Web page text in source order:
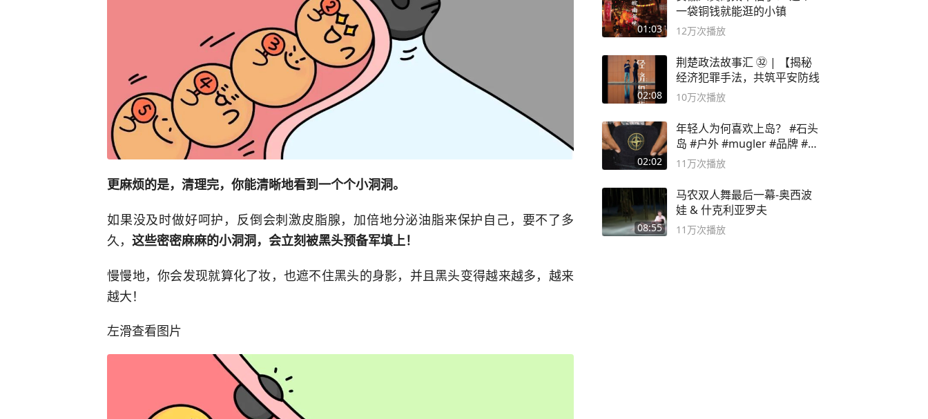
更麻烦的是，清理完，你能清晰地看到一个个小洞洞。
如果没及时做好呵护，反倒会刺激皮脂腺，加倍地分泌油脂来保护自己，要不了多
久， 这些密密麻麻的小洞洞，会立刻被黑头预备军填上！
慢慢地，你会发现就算化了妆，也遮不住黑头的身影，并且黑头变得越来越多，越来
越大！
左滑查看图片
01:03
一袋铜钱就能逛的小镇
12万次播放
02:08
荆楚政法故事汇 ㉜ | 【揭秘
经济犯罪手法，共筑平安防线
10万次播放
02:02
年轻人为何喜欢上岛？ #石头
岛 #户外 #mugler #品牌 #足
球流氓
11万次播放
08:55
马农双人舞最后一幕-奥西波
娃 & 什克利亚罗夫
11万次播放